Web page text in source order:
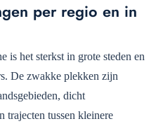
per regio en in
is het sterkst in grote steden en
De zwakke plekken zijn
dicht
trajecten tussen kleinere